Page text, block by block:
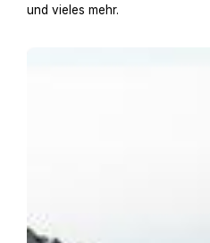
und vieles mehr.